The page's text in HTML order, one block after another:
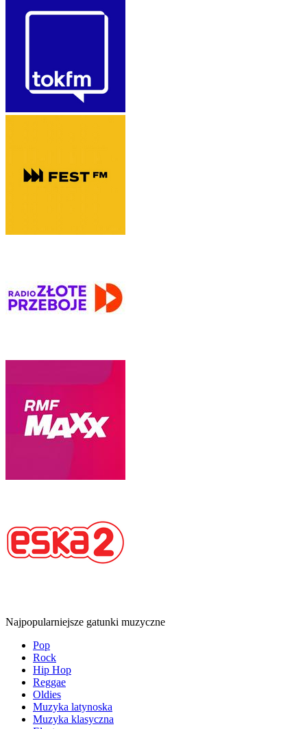
Najpopularniejsze gatunki muzyczne
Pop
Rock
Hip Hop
Reggae
Oldies
Muzyka latynoska
Muzyka klasyczna